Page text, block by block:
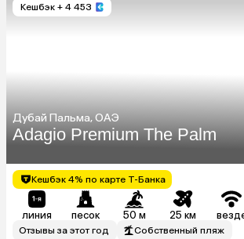
Кешбэк + 4 453
Дубай Пальма, ОАЭ
Adagio Premium The Palm
Кешбэк 4% по карте Т-Банка
линия песок 50 м 25 км
Отзывы за этот год Собственный пляж